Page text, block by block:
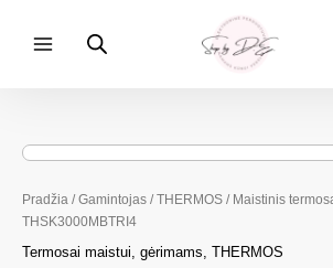
turinio
Pradžia /Gamintojas /THERMOS / Maistinis
THSK3000MBTRI4
Termosai maistui, gėrimams, THERMOS